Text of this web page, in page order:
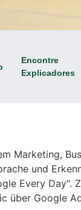
Encontre
Explicadores
Marketing,
und
Every
über Google